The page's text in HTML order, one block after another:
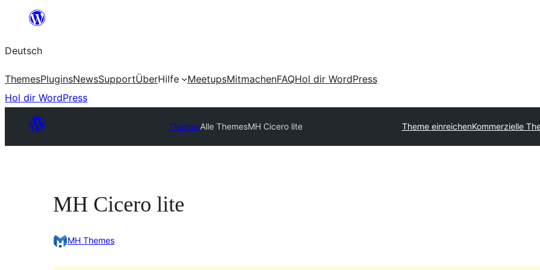
springen
Deutsch
ThemesPluginsNewsSupportÜberHilfe MeetupsMitmachenFAQHol dir WordPress
Hol dir WordPress
ThemesAlle ThemesMH Cicero lite Theme einreichenKommerzielle
MH Cicero lite
MH Themes